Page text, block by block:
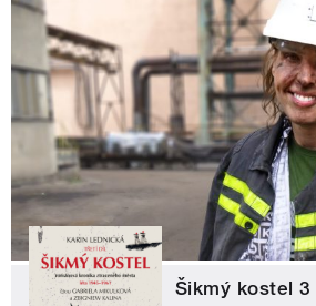
Šikmý kostel 3